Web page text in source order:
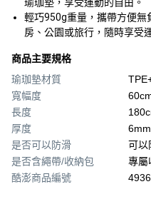
輕巧950g重量，攜帶方便無
房、公園或旅行，隨時享受
商品主要規格
瑜珈墊材質
寬幅度
長度
厚度
6mm
是否可以防滑
可以
是否含繩帶/收納包
專屬
酷澎商品編號